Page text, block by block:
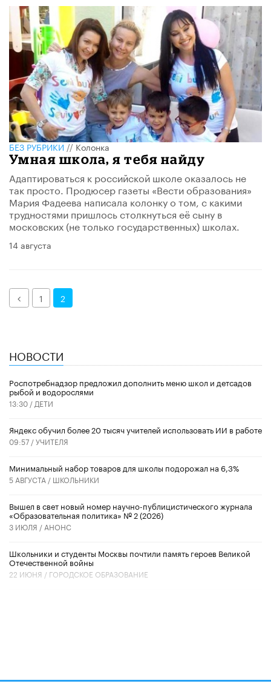
БЕЗ РУБРИКИ//Колонка
Умная школа, я тебя найду
Адаптироваться к российской школе оказалось не
так просто. Продюсер газеты «Вести образования»
Мария Фадеева написала колонку о том, с какими
трудностями пришлось столкнуться её сыну в
московских (не только государственных) школах.
14 августа
Назад1 2
НОВОСТИ
Роспотребнадзор предложил дополнить меню школ и детсадов
рыбой и водорослями
13:30 / ДЕТИ
​Яндекс обучил более 20 тысяч учителей использовать ИИ в работе
09:57 /УЧИТЕЛЯ
Минимальный набор товаров для школы подорожал на 6,3%
5 АВГУСТА / ШКОЛЬНИКИ
Вышел в свет новый номер научно-публицистического журнала
«Образовательная политика» № 2 (2026)
3 ИЮЛЯ / АНОНС
Школьники и студенты Москвы почтили память героев Великой
Отечественной войны
22 ИЮНЯ / ГОРОДСКОЕ ОБРАЗОВАНИЕ